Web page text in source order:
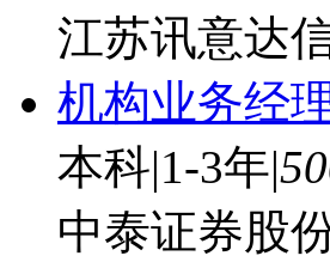
江苏讯意达
机构业务经
本科|1-3年|
中泰证券股